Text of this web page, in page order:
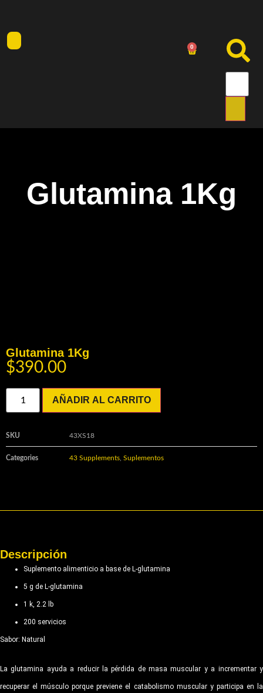
0
Glutamina 1Kg
Glutamina 1Kg
$390.00
AÑADIR AL CARRITO
SKU 43XS18
Categories 43 Supplements Suplementos
Descripción
Suplemento alimenticio a base de L-glutamina
5 g de L-glutamina
1 k, 2.2 lb
200 servicios
Sabor: Natural
La glutamina ayuda a reducir la pérdida de masa muscular y a incrementar y
recuperar el músculo porque previene el catabolismo muscular y participa en la